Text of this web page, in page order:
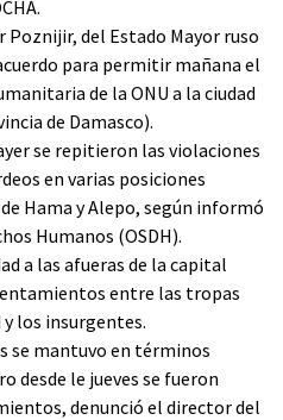
del Estado Mayor ruso
para permitir mañana el
de la ONU a la ciudad
de Damasco).
se repitieron las violaciones
en varias posiciones
Hama y Alepo, según informó
Humanos (OSDH).
a las afueras de la capital
entre las tropas
los insurgentes.
se mantuvo en términos
desde le jueves se fueron
denunció el director del